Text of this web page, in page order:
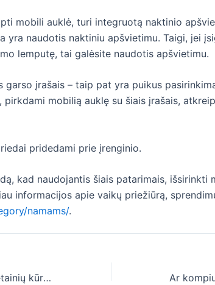
mobili auklė, turi integruotą naktinio
yra naudotis naktiniu apšvietimu. Taigi, jei
lemputę, tai galėsite naudotis apšvietimu.
garso įrašais – taip pat yra puikus
pirkdami mobilią auklę su šiais įrašais,
pridedami prie įrenginio.
kad naudojantis šiais patarimais, išsirinkti
informacijos apie vaikų priežiūrą,
namams/.
Mac operacinė sistema svetainių kūrimui: pliusai ir minusai